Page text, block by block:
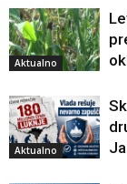
Aktualno
Aktualno